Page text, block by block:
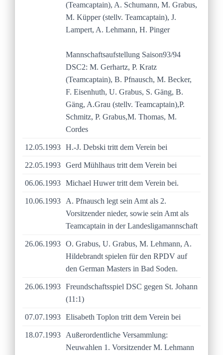
(Teamcaptain), A. Schumann, M. Grabus,
M. Küpper (stellv. Teamcaptain), J.
Lampert, A. Lehmann, H. Pinger
Mannschaftsaufstellung Saison93/94
DSC2: M. Gerhartz, P. Kratz
(Teamcaptain), B. Pfnausch, M. Becker,
F. Eisenhuth, U. Grabus, S. Gäng, B.
Gäng, A.Grau (stellv. Teamcaptain),P.
Schmitz, P. Grabus,M. Thomas, M.
Cordes
12.05.1993 H.-J. Debski tritt dem Verein bei
22.05.1993 Gerd Mühlhaus tritt dem Verein bei
06.06.1993 Michael Huwer tritt dem Verein bei.
10.06.1993
A. Pfnausch legt sein Amt als 2.
Vorsitzender nieder, sowie sein Amt als
Teamcaptain in der Landesligamannschaft
26.06.1993 O. Grabus, U. Grabus, M. Lehmann, A.
Hildebrandt spielen für den RPDV auf
den German Masters in Bad Soden.
26.06.1993 Freundschaftsspiel DSC gegen St. Johann
(11:1)
07.07.1993 Elisabeth Toplon tritt dem Verein bei
18.07.1993
Außerordentliche Versammlung:
Neuwahlen 1. Vorsitzender M. Lehmann